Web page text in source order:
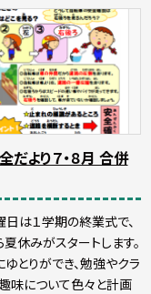
だより７・８月 合併
は１学期の終業式で、
休みがスタートします。
とりができ、勉強やクラ
味について色々と計画